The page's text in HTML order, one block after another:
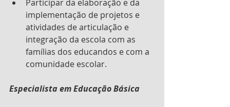
Participar da elaboração e da
implementação de projetos e
atividades de articulação e
integração da escola com as
famílias dos educandos e com a
comunidade escolar.
Especialista em Educação Básica